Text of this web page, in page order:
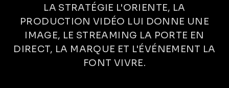
LA STRATÉGIE L'ORIENTE, LA
PRODUCTION VIDÉO LUI DONNE UNE
IMAGE, LE STREAMING LA PORTE EN
DIRECT, LA MARQUE ET L'ÉVÉNEMENT LA
FONT VIVRE.